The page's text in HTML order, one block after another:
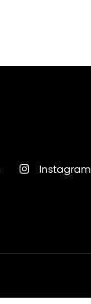
Instagram